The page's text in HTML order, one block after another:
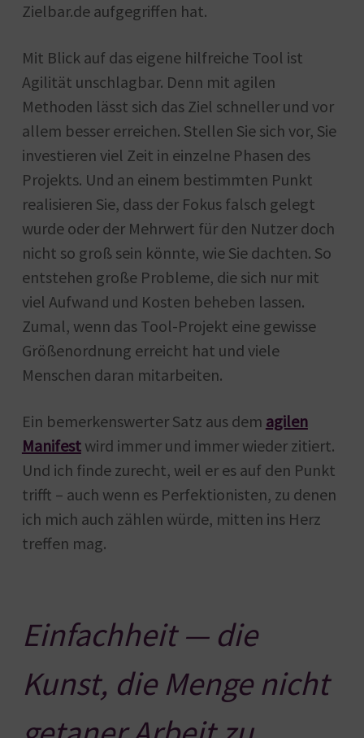
Zielbar.de aufgegriffen hat.
Mit Blick auf das eigene hilfreiche Tool ist
Agilität unschlagbar. Denn mit agilen
Methoden lässt sich das Ziel schneller und vor
allem besser erreichen. Stellen Sie sich vor, Sie
investieren viel Zeit in einzelne Phasen des
Projekts. Und an einem bestimmten Punkt
realisieren Sie, dass der Fokus falsch gelegt
wurde oder der Mehrwert für den Nutzer doch
nicht so groß sein könnte, wie Sie dachten. So
entstehen große Probleme, die sich nur mit
viel Aufwand und Kosten beheben lassen.
Zumal, wenn das Tool-Projekt eine gewisse
Größenordnung erreicht hat und viele
Menschen daran mitarbeiten.
Ein bemerkenswerter Satz aus dem agilen
Manifestwird immer und immer wieder zitiert.
Und ich finde zurecht, weil er es auf den Punkt
trifft – auch wenn es Perfektionisten, zu denen
ich mich auch zählen würde, mitten ins Herz
treffen mag.
Einfachheit — die
Kunst, die Menge nicht